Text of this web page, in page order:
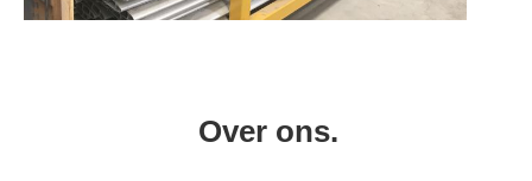
Over ons.